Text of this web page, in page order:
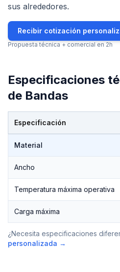
sus alrededores.
Recibir cotización
Propuesta técnica + comercial en 2h
Especificaciones
de Bandas
Especificación
Material
Ancho
Temperatura máxima operativa
Carga máxima
¿Necesita especificaciones
personalizada →